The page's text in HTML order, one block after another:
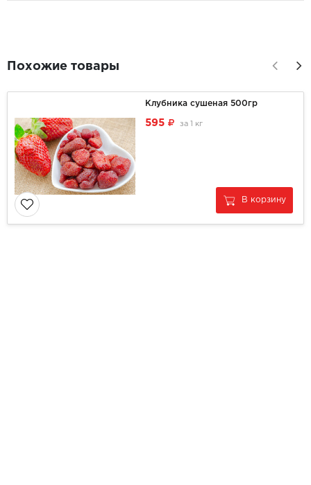
Похожие товары
Клубника сушеная 500гр
595 за 1 кг
В корзину